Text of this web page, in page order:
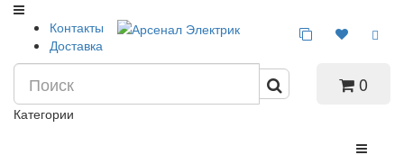
Контакты
Доставка
0
Категории